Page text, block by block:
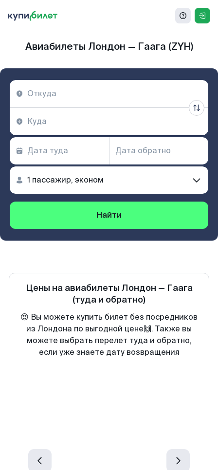
Авиабилеты Лондон — Гаага (ZYH)
Найти
Цены на авиабилеты Лондон — Гаага
(туда и обратно)
😍 Вы можете купить билет без посредников
из Лондона по выгодной цене🙌. Также вы
можете выбрать перелет туда и обратно,
если уже знаете дату возвращения